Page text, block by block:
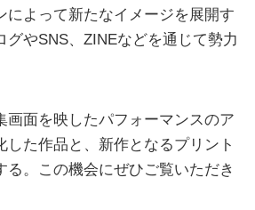
によって新たなイメージを展開す
グやSNS、ZINEなどを通じて勢力
画面を映したパフォーマンスのア
した作品と、新作となるプリント
る。この機会にぜひご覧いただき